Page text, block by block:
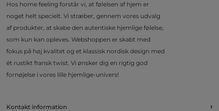
Hos home feeling forstår vi, at følelsen af hjem er
noget helt specielt. Vi stræber, gennem vores udvalg
af produkter, at skabe den autentiske hjemlige følelse,
som kun kan opleves. Webshoppen er skabt med
fokus på høj kvalitet og et klassisk nordisk design med
ét rustikt fransk twist. Vi ønsker dig en rigtig god
fornøjelse i vores lille hjemlige-univers!
Kontakt information